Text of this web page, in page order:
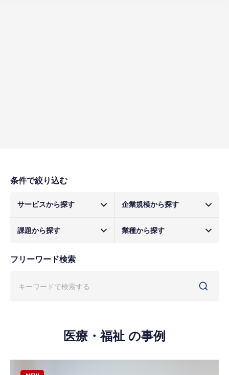
条件で絞り込む
サービスから探す 企業規模から探す
課題から探す 業種から探す
フリーワード検索
医療・福祉 の事例